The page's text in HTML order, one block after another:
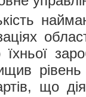
їхньої
що